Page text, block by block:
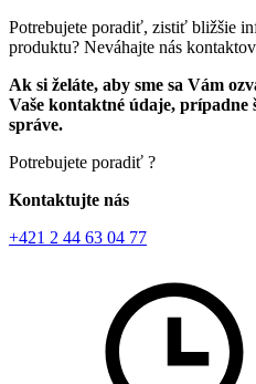
Potrebujete poradiť, zistiť bližšie
produktu? Neváhajte nás
Ak si želáte, aby sme sa Vám
Vaše kontaktné údaje,
správe.
Potrebujete poradiť ?
Kontaktujte nás
+421 2 44 63 04 77